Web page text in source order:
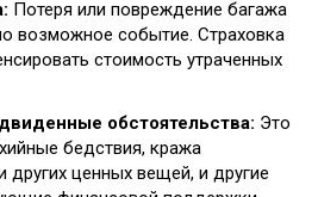
Потеря или повреждение багажа
возможное событие. Страховка
стоимость утраченных
обстоятельства: Это
бедствия, кража
других ценных вещей, и другие